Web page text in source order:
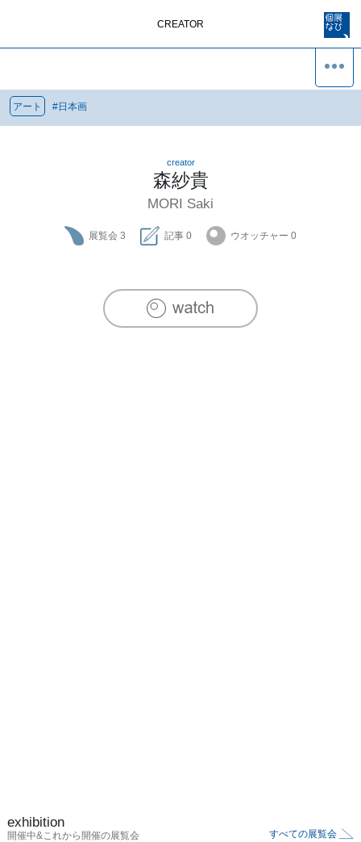
CREATOR
アート #日本画
creator
森紗貴
MORI Saki
展覧会 3 記事 0 ウオッチャー 0
exhibition
開催中&これから開催の展覧会 すべての展覧会